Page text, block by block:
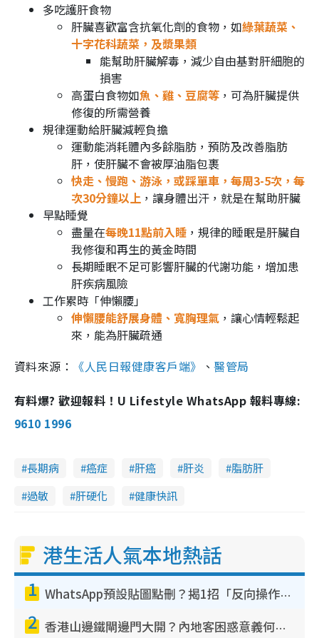
多吃護肝食物
肝臟喜歡富含抗氧化劑的食物，如綠葉蔬菜、
十字花科蔬菜，及漿果類
能幫助肝臟解毒，減少自由基對肝細胞的
損害
高蛋白食物如魚、雞、豆腐等 ，可為肝臟提供
修復的所需營養
規律運動給肝臟減輕負擔
運動能消耗體內多餘脂肪，預防及改善脂肪
肝，使肝臟不會被厚油脂包裹
快走、慢跑、游泳，或踩單車，每周3-5次，每
次30分鐘以上 ，讓身體出汗，就是在幫助肝臟
早點睡覺
盡量在每晚11點前入睡 ，規律的睡眠是肝臟自
我修復和再生的黃金時間
長期睡眠不足可影響肝臟的代謝功能，增加患
肝疾病風險
工作累時「伸懶腰」
伸懶腰能舒展身體、寬胸理氣 ，讓心情輕鬆起
來，能為肝臟疏通
資料來源： 《人民日報健康客戶端》 、醫管局
有料爆? 歡迎報料！U Lifestyle WhatsApp 報料專線:
9610 1996
長期病 癌症 肝癌 肝炎
脂肪肝
過敏
肝硬化 健康快訊
港生活人氣本地熱話
1 WhatsApp預設貼圖點刪？揭1招「反向操作」還原簡潔介面 附3步實測教學
2 香港山邊鐵閘邊門大開？內地客困惑意義何在！網民神回覆：呢種叫法理性防禦